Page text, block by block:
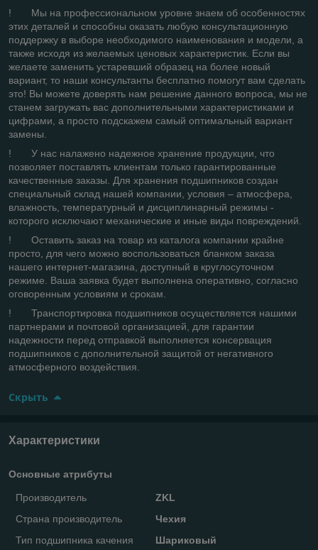
! Мы на профессиональном уровне знаем об особенностях
этих деталей и способны оказать любую консультационную
поддержку в выборе необходимого наименования и модели, а
также исходя из желаемых ценовых характеристик. Если вы
желаете заменить устаревший образец на более новый
вариант, то наши консультанты бесплатно помогут вам сделать
это! Вы можете доверять нам решение данного вопроса, мы не
станем загружать вас дополнительными характеристиками и
цифрами, а просто подскажем самый оптимальный вариант
замены.
! У нас налажено надежное хранение продукции, что
позволяет поставлять клиентам только гарантированные
качественные заказы. Для хранения подшипников создан
специальный склад нашей компании, условия – атмосфера,
влажность, температурный и дисциплинарный режимы -
которого исключают механические и иные виды повреждений.
! Оставить заказ на товар из каталога компании крайне
просто, для чего можно воспользоваться бланком заказа
нашего интернет-магазина, доступный в круглосуточном
режиме. Ваша заявка будет выполнена оперативно, согласно
оговоренным условиям и срокам.
! Транспортировка подшипников осуществляется нашими
партнерами и почтовой организацией, для гарантии
надежности перед отправкой выполняется консервация
подшипников с дополнительной защитой от негативного
атмосферного воздействия.
Скрыть
Характеристики
Основные атрибуты
Производитель
ZKL
Страна производитель
Чехия
Тип подшипника качения
Шариковый